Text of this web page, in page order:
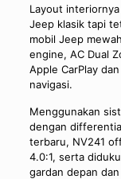
Layout
Jeep klasik tapi
mobil Jeep
engine, AC Dual
Apple CarPlay
navigasi.
Menggunakan
dengan
terbaru, NV241
4.0:1, serta
gardan depan